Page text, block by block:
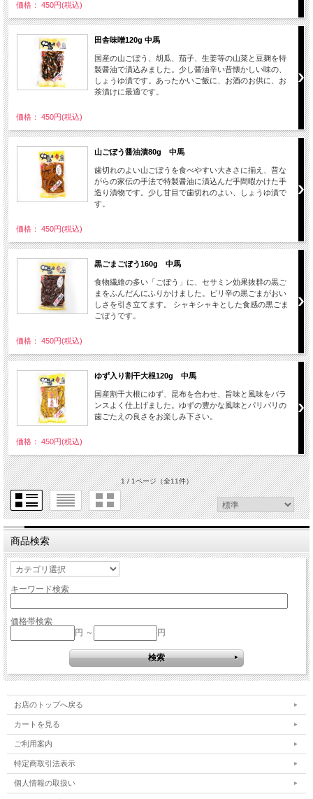
価格： 450円(税込)
田舎味噌120g 中馬
国産の山ごぼう、胡瓜、茄子、生姜等の山菜と豆麹を特
製醤油で漬込みました。少し醤油辛い昔懐かしい味の、
しょうゆ漬です。あったかいご飯に、お酒のお供に、お
茶漬けに最適です。
価格： 450円(税込)
山ごぼう醤油漬80g 中馬
歯切れのよい山ごぼうを食べやすい大きさに揃え、昔な
がらの家伝の手法で特製醤油に漬込んだ手間暇かけた手
造り漬物です。少し甘目で歯切れのよい、しょうゆ漬で
す。
価格： 450円(税込)
黒ごまごぼう160g 中馬
食物繊維の多い「ごぼう」に、セサミン効果抜群の黒ご
まをふんだんにふりかけました。ピリ辛の黒ごまがおい
しさを引き立てます。 シャキシャキとした食感の黒ごま
ごぼうです。
価格： 450円(税込)
ゆず入り割干大根120g 中馬
国産割干大根にゆず、昆布を合わせ、旨味と風味をバラ
ンスよく仕上げました。ゆずの豊かな風味とパリパリの
歯ごたえの良さをお楽しみ下さい。
価格： 450円(税込)
1 / 1ページ（全11件）
商品検索
キーワード検索
価格帯検索
円 ～
円
お店のトップへ戻る
カートを見る
ご利用案内
特定商取引法表示
個人情報の取扱い